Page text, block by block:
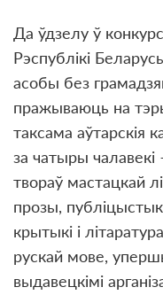
Да ўдзелу ў
Рэспублiкi
асобы без
пражываюць на
таксама аўтарскiя
за чатыры
твораў мастацкай
прозы,
крытыкi i
рускай мове,
выдавецкiмi